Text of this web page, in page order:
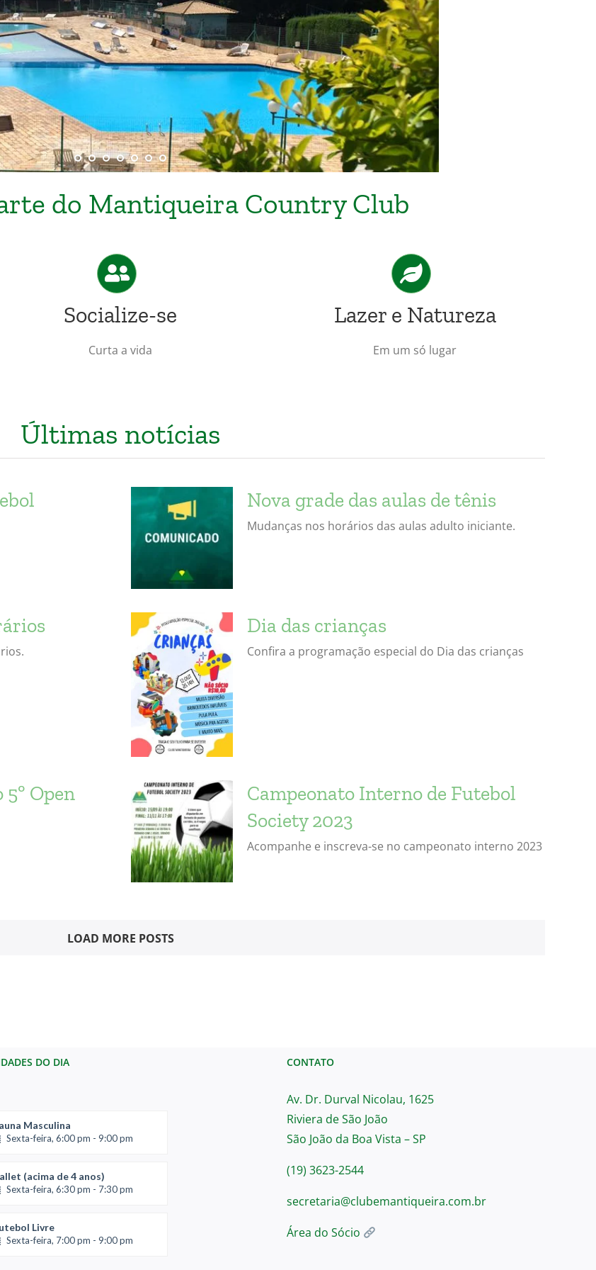
do Mantiqueira Country Club
Socialize-se
Curta a vida
Lazer e Natureza
Em um só lugar
Últimas notícias
Nova grade das aulas de tênis
Mudanças nos horários das aulas adulto iniciante.
Dia das crianças
Confira a programação especial do Dia das crianças
Open
Campeonato Interno de Futebol
Society 2023
Acompanhe e inscreva-se no campeonato interno 2023
LOAD MORE POSTS
DO DIA
Masculina
Sexta-feira, 6:00 pm - 9:00 pm
(acima de 4 anos)
Sexta-feira, 6:30 pm - 7:30 pm
Livre
Sexta-feira, 7:00 pm - 9:00 pm
CONTATO
Av. Dr. Durval Nicolau, 1625
Riviera de São João
São João da Boa Vista – SP
(19) 3623-2544
secretaria@clubemantiqueira.com.br
Área do Sócio